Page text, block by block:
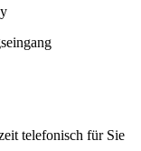
telefonisch für Sie